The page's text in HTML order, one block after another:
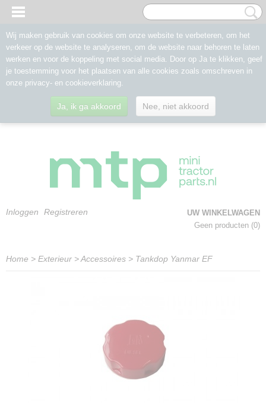
Inloggen Registreren
UW WINKELWAGEN
Geen producten (0)
Home > Exterieur >Accessoires > Tankdop Yanmar EF
Wij maken gebruik van cookies om onze website te verbeteren, om het
verkeer op de website te analyseren, om de website naar behoren te laten
werken en voor de koppeling met social media. Door op Ja te klikken, geef
je toestemming voor het plaatsen van alle cookies zoals omschreven in
onze privacy- en cookieverklaring.
Ja, ik ga akkoord Nee, niet akkoord